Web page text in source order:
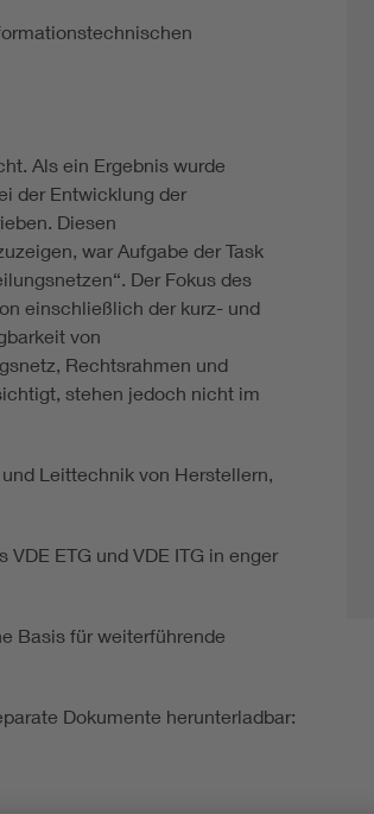
Als ein Ergebnis wurde
der Entwicklung der
Diesen
war Aufgabe der Task
Der Fokus des
einschließlich der kurz- und
von
Rechtsrahmen und
stehen jedoch nicht im
Leittechnik von Herstellern,
ETG und VDE ITG in enger
Basis für weiterführende
Dokumente herunterladbar: